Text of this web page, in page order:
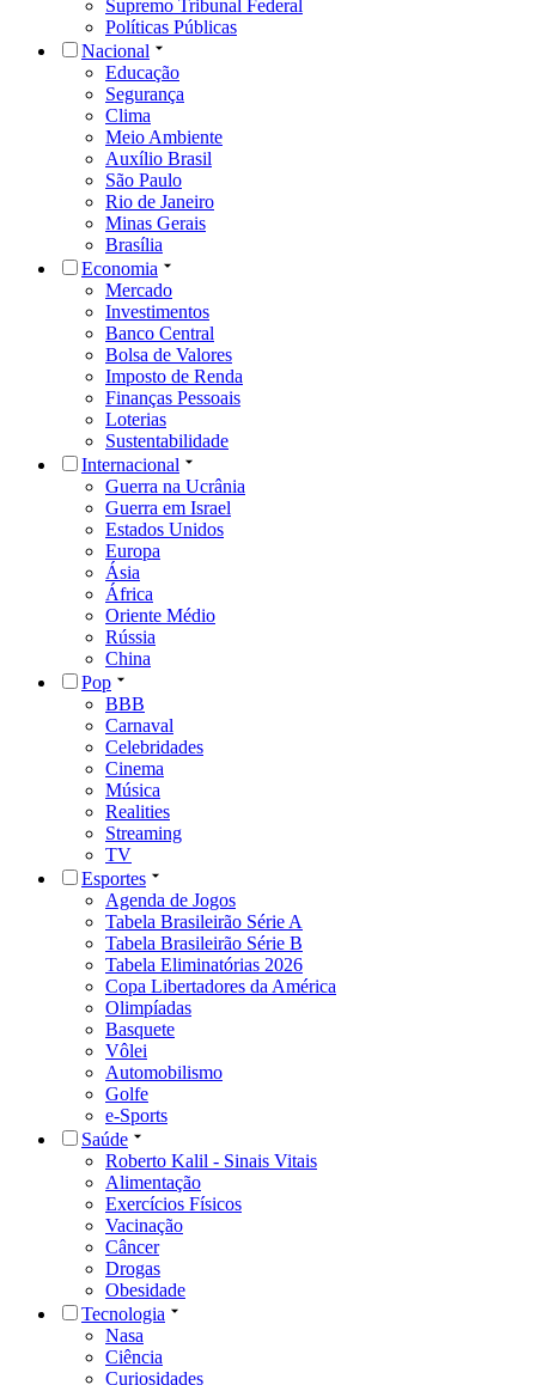
Supremo Tribunal Federal
Políticas Públicas
Nacional
Educação
Segurança
Clima
Meio Ambiente
Auxílio Brasil
São Paulo
Rio de Janeiro
Minas Gerais
Brasília
Economia
Mercado
Investimentos
Banco Central
Bolsa de Valores
Imposto de Renda
Finanças Pessoais
Loterias
Sustentabilidade
Internacional
Guerra na Ucrânia
Guerra em Israel
Estados Unidos
Europa
Ásia
África
Oriente Médio
Rússia
China
Pop
BBB
Carnaval
Celebridades
Cinema
Música
Realities
Streaming
TV
Esportes
Agenda de Jogos
Tabela Brasileirão Série A
Tabela Brasileirão Série B
Tabela Eliminatórias 2026
Copa Libertadores da América
Olimpíadas
Basquete
Vôlei
Automobilismo
Golfe
e-Sports
Saúde
Roberto Kalil - Sinais Vitais
Alimentação
Exercícios Físicos
Vacinação
Câncer
Drogas
Obesidade
Tecnologia
Nasa
Ciência
Curiosidades